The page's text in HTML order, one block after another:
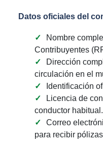
Datos oficiales del
Nombre
Contribuyentes
Dirección
circulación en el
Identificación
Licencia de
conductor habitual.
Correo
para recibir